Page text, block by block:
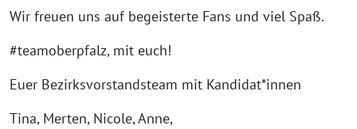
Wir freuen uns auf begeisterte Fans und viel Spaß.
#teamoberpfalz, mit euch!
Euer Bezirksvorstandsteam mit Kandidat*innen
Tina, Merten, Nicole, Anne,